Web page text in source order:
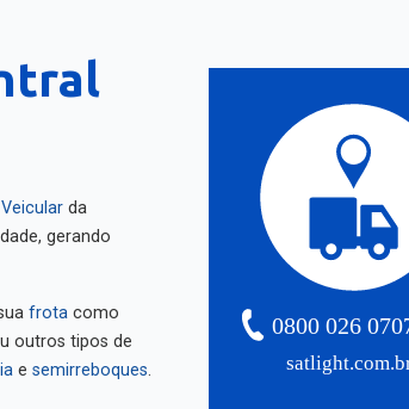
da
gerando
frota como
outros tipos de
e semirreboques.
0800 026